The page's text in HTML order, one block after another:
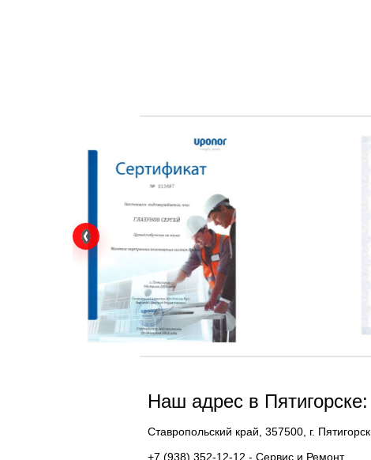
Наш адрес в Пятигорске:
Ставропольский край, 357500, г.
+7 (938) 352-12-12 - Сервис и Ремонт